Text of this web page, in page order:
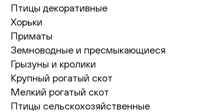
Птицы декоративные
Хорьки
Приматы
Земноводные и пресмыкающиеся
Грызуны и кролики
Крупный рогатый скот
Мелкий рогатый скот
Птицы сельскохозяйственные